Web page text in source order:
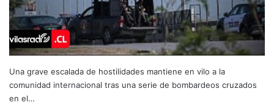
Una grave escalada de hostilidades mantiene en vilo a la
comunidad internacional tras una serie de bombardeos cruzados
en el…